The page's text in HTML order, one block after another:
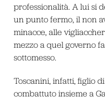
professionalità. A lui si
un punto fermo, il non
minacce, alle
mezzo a quel governo
sottomesso.
Toscanini, infatti, figlio
combattuto insieme a